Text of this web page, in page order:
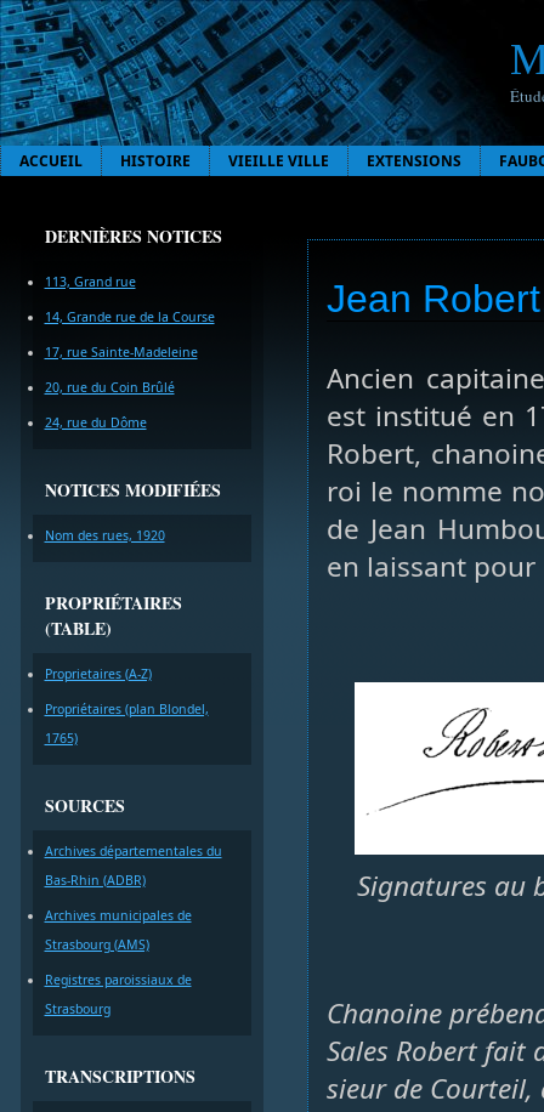
ACCUEIL HISTOIRE VIEILLE VILLE EXTENSIONS
DERNIÈRES NOTICES
113, Grand rue
14, Grande rue de la Course
17, rue Sainte-Madeleine
20, rue du Coin Brûlé
24, rue du Dôme
NOTICES MODIFIÉES
Nom des rues, 1920
PROPRIÉTAIRES
(TABLE)
Proprietaires (A-Z)
Propriétaires (plan Blondel,
1765)
SOURCES
Archives départementales du
Bas-Rhin (ADBR)
Archives municipales de
Strasbourg (AMS)
Registres paroissiaux de
Strasbourg
TRANSCRIPTIONS
Jean
Ancien
est institué en
Robert,
roi le nomme
de Jean
en laissant
Signatures au
Chanoine
Sales Robert fait
sieur de Courteil,